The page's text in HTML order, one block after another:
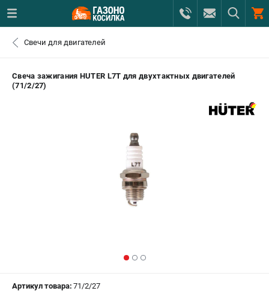
СРАВНЕНИЕ ( 0 )
ВХОД ИЛИ РЕГИСТРАЦИЯ
- ЗАКАЗ ЗАПЧАСТЕЙ
САНКТ-ПЕТЕРБУРГ
0 ₽
Свечи для двигателей
Свеча зажигания HUTER L7T для двухтактных двигателей
(71/2/27)
Артикул товара: 71/2/27